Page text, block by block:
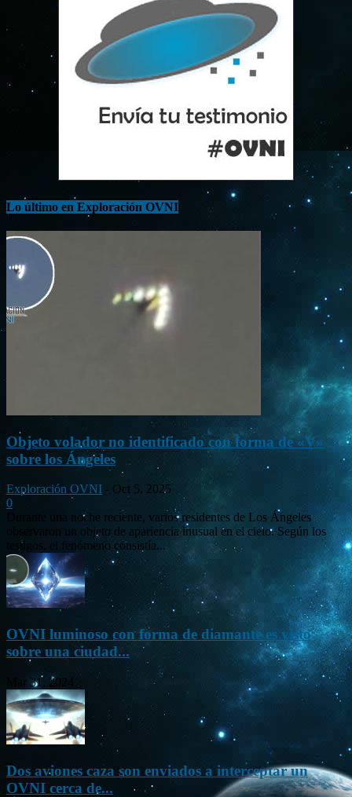
Lo último en Exploración OVNI
Objeto volador no identificado con forma de «V»
sobre los Ángeles
Exploración OVNI - Oct 5, 2025
0
Durante una noche reciente, varios residentes de Los Ángeles
observaron un objeto de apariencia inusual en el cielo. Según los
testigos, el fenómeno consistía...
OVNI luminoso con forma de diamante es visto
sobre una ciudad...
Mar 31, 2024
Dos aviones caza son enviados a interceptar un
OVNI cerca de...